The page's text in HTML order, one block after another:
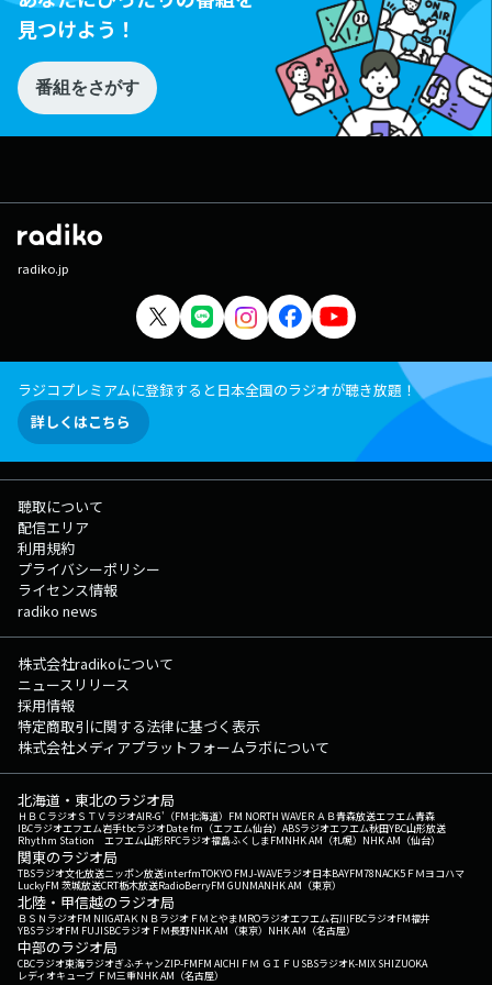
見つけよう！
番組をさがす
radiko.jp
ラジコプレミアムに登録すると日本全国のラジオが聴き放題！
詳しくはこちら
聴取について
配信エリア
利用規約
プライバシーポリシー
ライセンス情報
radiko news
株式会社radikoについて
ニュースリリース
採用情報
特定商取引に関する法律に基づく表示
株式会社メディアプラットフォームラボについて
北海道・東北のラジオ局
ＨＢＣラジオＳＴＶラジオAIR-G'（FM北海道） FM NORTH WAVEＲＡＢ青森放送エフエム青森
IBCラジオエフエム岩手tbcラジオDate fm（エフエム仙台） ABSラジオエフエム秋田YBC山形放送
Rhythm Station エフエム山形RFCラジオ福島ふくしまFMNHK AM（札幌） NHK AM（仙台）
関東のラジオ局
TBSラジオ文化放送ニッポン放送interfmTOKYO FMJ-WAVEラジオ日本BAYFM78NACK5 ＦＭヨコハマ
LuckyFM 茨城放送CRT栃木放送RadioBerryFM GUNMANHK AM（東京）
北陸・甲信越のラジオ局
ＢＳＮラジオFM NIIGATAＫＮＢラジオ ＦＭとやまMROラジオエフエム石川FBCラジオFM福井
YBSラジオFM FUJISBCラジオ ＦＭ長野NHK AM（東京） NHK AM（名古屋）
中部のラジオ局
CBCラジオ東海ラジオぎふチャンZIP-FMFM AICHI ＦＭ ＧＩＦＵ SBSラジオK-MIX SHIZUOKA
レディオキューブ ＦＭ三重NHK AM（名古屋）